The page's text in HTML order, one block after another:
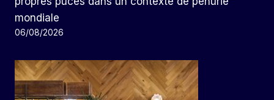
mondiale
06/08/2026